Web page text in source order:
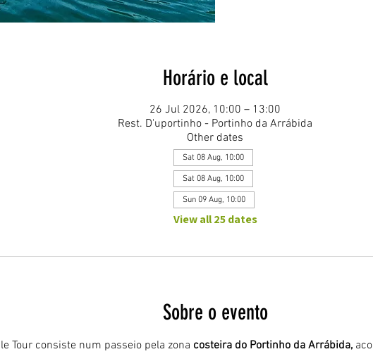
Horário e local
26 Jul 2026, 10:00 – 13:00
Rest. D'uportinho - Portinho da Arrábida
Other dates
Sat 08 Aug, 10:00
Sat 08 Aug, 10:00
Sun 09 Aug, 10:00
View all 25 dates
Sobre o evento
Tour consiste num passeio pela zona costeira do Portinho da Arrábida,